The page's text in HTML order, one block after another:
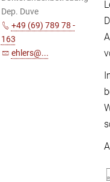
Dep. Duve
+49 (69) 789 78 -
163
ehlers@...